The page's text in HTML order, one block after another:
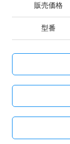
販売価格
型番